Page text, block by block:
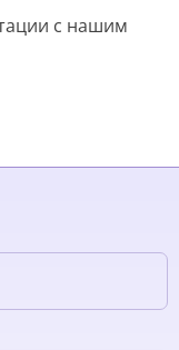
с нашим